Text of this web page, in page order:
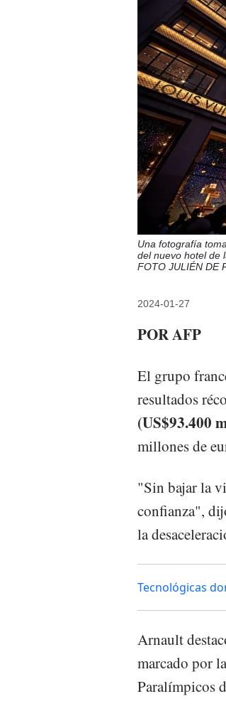
Una fotografía
del nuevo hotel de
FOTO JULIÉN DE
2024-01-27
POR AFP
El grupo
resultados
(US$93.400
millones de
"Sin bajar la
confianza",
la
Tecnológicas
Arnault
marcado por
Paralímpicos